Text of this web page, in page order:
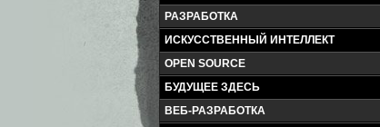
РАЗРАБОТКА
ИСКУССТВЕННЫЙ ИНТЕЛЛЕКТ
OPEN SOURCE
БУДУЩЕЕ ЗДЕСЬ
ВЕБ-РАЗРАБОТКА